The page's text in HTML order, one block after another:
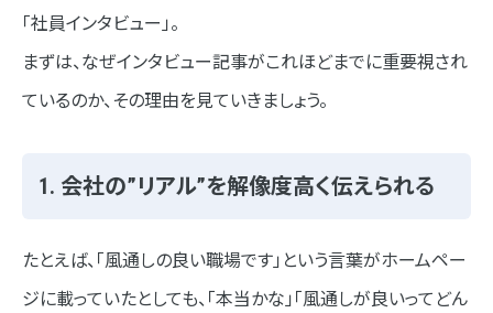
応募者へのメッセージ
社員インタビュー執筆のポイント
伝えたい”会社の雰囲気”を記事に漂わせる
ネオインデックスで手がけた社員インタビュー
「社員インタビュー」。
まずは、なぜインタビュー記事がこれほどまでに重要視され
ているのか、その理由を見ていきましょう。
1. 会社の”リアル”を解像度高く伝えられる
たとえば、「風通しの良い職場です」という言葉がホームペー
ジに載っていたとしても、「本当かな」「風通しが良いってどん